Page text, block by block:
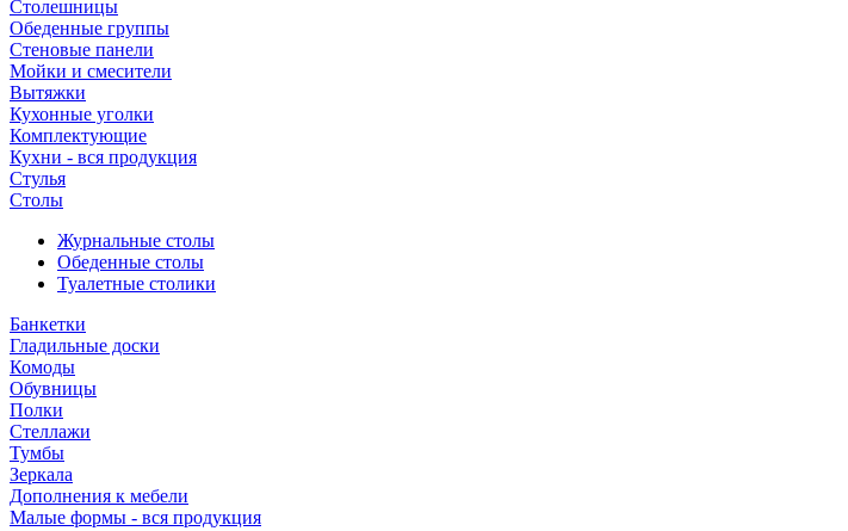
Столешницы
Обеденные группы
Стеновые панели
Мойки и смесители
Вытяжки
Кухонные уголки
Комплектующие
Кухни - вся продукция
Стулья
Столы
Журнальные столы
Обеденные столы
Туалетные столики
Банкетки
Гладильные доски
Комоды
Обувницы
Полки
Стеллажи
Тумбы
Зеркала
Дополнения к мебели
Малые формы - вся продукция